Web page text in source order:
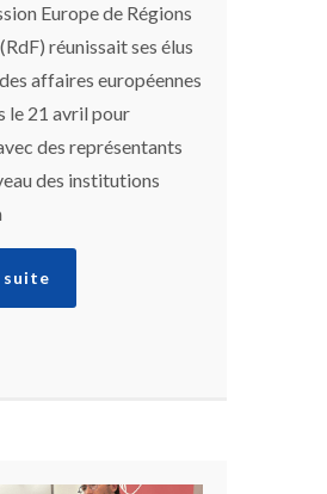
Europe de Régions
réunissait ses élus
affaires européennes
le 21 avril pour
des représentants
des institutions
suite